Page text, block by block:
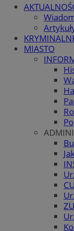
MIASTO